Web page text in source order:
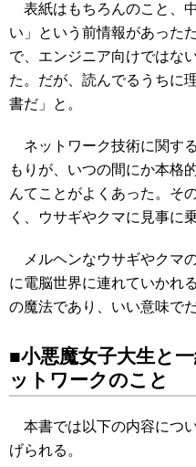
表紙はもちろんのこと、
い」という前情報があった
で、エンジニア向けではな
た。だが、読んでるうちに
書だ」と。
ネットワーク技術に関す
もりが、いつの間にか本
んてことがよくあった。そ
く、ウサギやクマに見事に
メルヘンなウサギやクマ
に電脳世界に連れていかれる
の魔法であり、いい意味で
■小悪魔女子大生と
ットワークのこと
本書では以下の内容につ
げられる。